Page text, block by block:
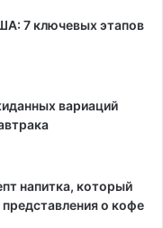
7 ключевых этапов
вариаций
напитка, который
о кофе